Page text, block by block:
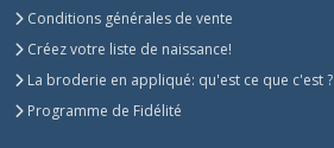
Conditions générales de vente
Créez votre liste de naissance!
La broderie en appliqué: qu'est ce que c'est ?
Programme de Fidélité